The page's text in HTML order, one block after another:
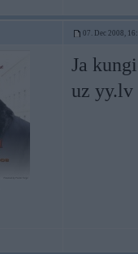
07. Dec 2008,
Ja
uz yy.lv